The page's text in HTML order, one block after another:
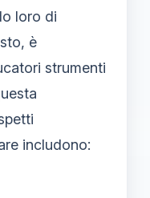
loro di
è
strumenti
includono: